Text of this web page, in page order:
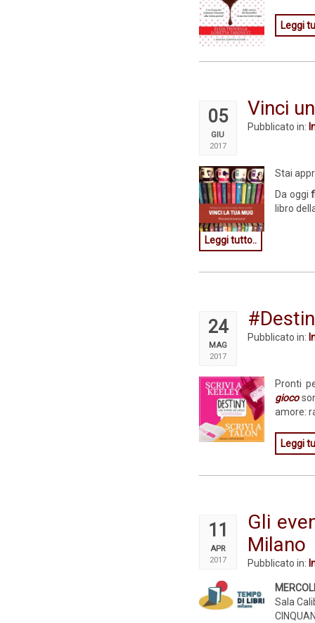
Leggi
05
GIU
2017
Vinci
Pubblicato in:
Stai
Da oggi
libro
Leggi tutto..
24
MAG
2017
Pubblicato in:
Pronti
gioco
amore:
Leggi
11
APR
2017
Gli
Milano
Pubblicato in:
Sala